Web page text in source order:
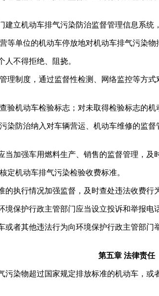
机动车排气污染防治监督管理信息系统
等单位的机动车停放地对机动车排气污染
不得拒绝、阻挠。
理制度，通过监督性检测、网络监控等方
验机动车检验标志；对未取得检验标志的机
染防治纳入对车辆营运、机动车维修的监
加强车用燃料生产、销售的监督管理，及
定机动车排气污染检验收费标准。
执行情况加强监督，及时查处违法收费行为
保护行政主管部门应当设立投诉和举报电
其他违法行为向环境保护行政主管部门
第五章 法律责任
染物超过国家规定排放标准的机动车，